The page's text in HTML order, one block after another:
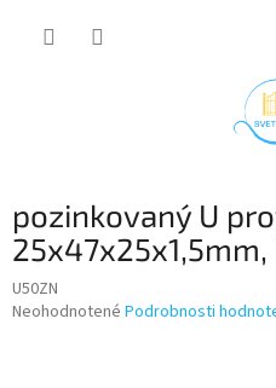
pozinkovaný U
U50ZN
Priemerné
Neohodnotené Podrobnosti